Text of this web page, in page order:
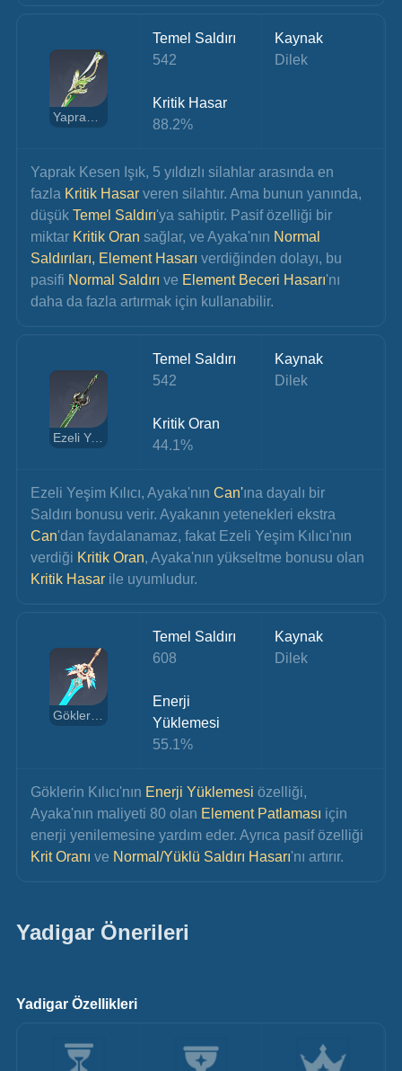
Temel Saldırı
542
Kritik Hasar
88.2%
Kaynak
Dilek
Yaprak Kesen Işık, 5 yıldızlı silahlar arasında en
fazla Kritik Hasar veren silahtır. Ama bunun yanında,
düşük Temel Saldırı'ya sahiptir. Pasif özelliği bir
miktar Kritik Oran sağlar, ve Ayaka'nın Normal
Saldırıları, Element Hasarı verdiğinden dolayı, bu
pasifi Normal Saldırı ve Element Beceri Hasarı'nı
daha da fazla artırmak için kullanabilir.
Ezeli Yeşim Kılıcı
Temel Saldırı
542
Kritik Oran
44.1%
Kaynak
Dilek
Ezeli Yeşim Kılıcı, Ayaka'nın Can'ına dayalı bir
Saldırı bonusu verir. Ayakanın yetenekleri ekstra
Can'dan faydalanamaz, fakat Ezeli Yeşim Kılıcı'nın
verdiği Kritik Oran, Ayaka'nın yükseltme bonusu olan
Kritik Hasar ile uyumludur.
Göklerin Kılıcı
Temel Saldırı
608
Enerji
Yüklemesi
55.1%
Kaynak
Dilek
Göklerin Kılıcı'nın Enerji Yüklemesi özelliği,
Ayaka'nın maliyeti 80 olan Element Patlaması için
enerji yenilemesine yardım eder. Ayrıca pasif özelliği
Krit Oranı ve Normal/Yüklü Saldırı Hasarı'nı artırır.
Yadigar Önerileri
Yadigar Özellikleri